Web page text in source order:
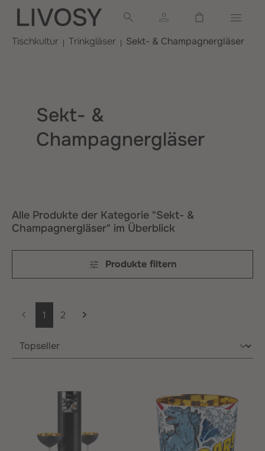
springen
Warenkorb
Tischkultur
Trinkgläser Sekt- & Champagnergläser
Sekt- &
Champagnergläser
Alle Produkte der Kategorie "Sekt- &
Champagnergläser" im Überblick
Produkte filtern
Seite
1 Seite
2